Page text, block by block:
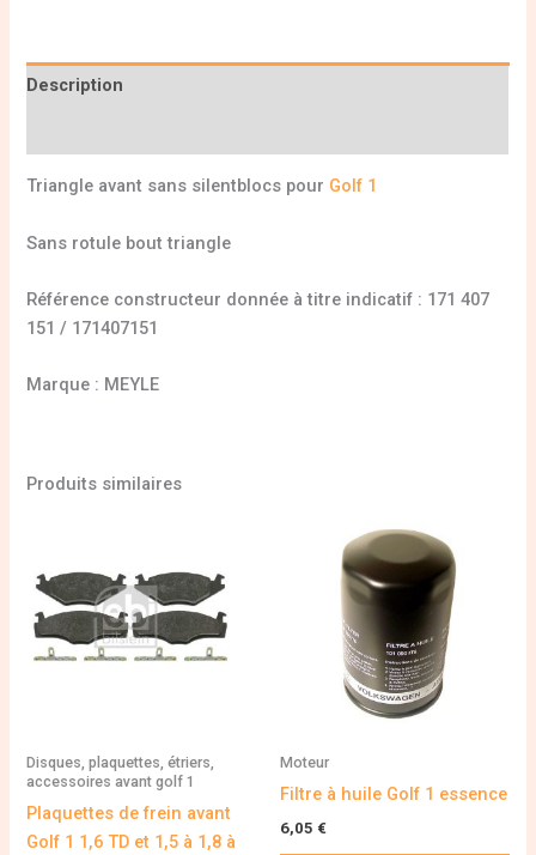
Description
Triangle avant sans silentblocs pour Golf 1
Sans rotule bout triangle
Référence constructeur donnée à titre indicatif : 171 407
151 / 171407151
Marque : MEYLE
Produits similaires
Disques, plaquettes, étriers,
accessoires avant golf 1
Plaquettes de frein avant
Golf 1 1,6 TD et 1,5 à 1,8 à
Moteur
Filtre à huile Golf 1 essence
6,05 €